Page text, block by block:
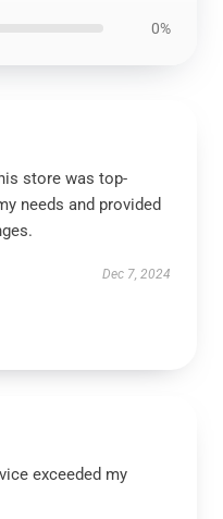
0%
store was top-
needs and provided
Dec 7, 2024
exceeded my